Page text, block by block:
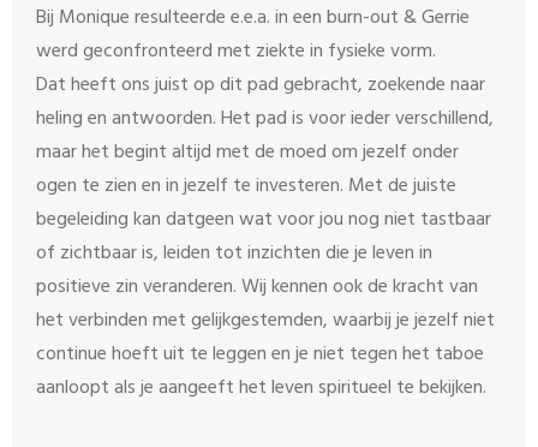
Bij Monique resulteerde e.e.a. in een burn-out & Gerrie
werd geconfronteerd met ziekte in fysieke vorm.
Dat heeft ons juist op dit pad gebracht, zoekende naar
heling en antwoorden. Het pad is voor ieder verschillend,
maar het begint altijd met de moed om jezelf onder
ogen te zien en in jezelf te investeren. Met de juiste
begeleiding kan datgeen wat voor jou nog niet tastbaar
of zichtbaar is, leiden tot inzichten die je leven in
positieve zin veranderen. Wij kennen ook de kracht van
het verbinden met gelijkgestemden, waarbij je jezelf niet
continue hoeft uit te leggen en je niet tegen het taboe
aanloopt als je aangeeft het leven spiritueel te bekijken.